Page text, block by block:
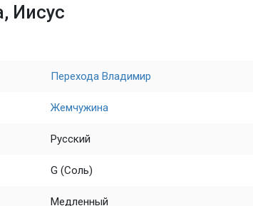
Иисус
Перехода Владимир
Жемчужина
Русский
G (Соль)
Медленный